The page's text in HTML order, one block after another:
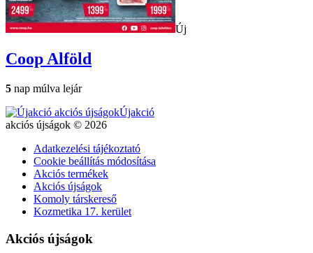
Új
CoopAlföld
5 nap múlva lejár
Újakció
akciós újságok © 2026
Adatkezelési tájékoztató
Cookie beállítás módosítása
Akciós termékek
Akciós újságok
Komoly társkereső
Kozmetika 17. kerület
Akciós újságok